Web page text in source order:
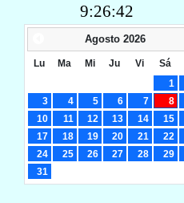
9:26:42
Agosto 2026
Lu Ma Mi Ju Vi Sá
1
3
4 5 6 7 8
10
11 12 13 14 15
17
18 19 20 21 22
24
25 26 27 28 29
31